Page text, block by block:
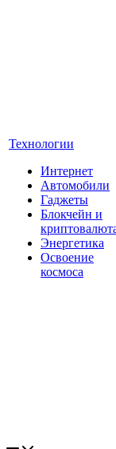
Технологии
Интернет
Автомобили
Гаджеты
Блокчейн и
Энергетика
Освоение
космоса